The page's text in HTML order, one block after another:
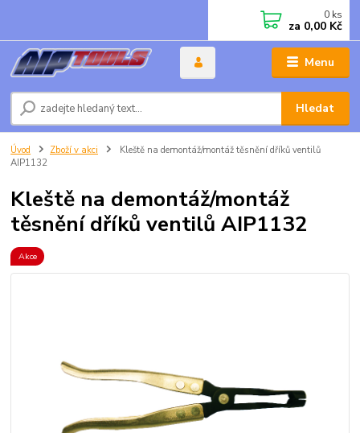
Menu
Hledat
0 ks
za 0,00 Kč
Úvod Zboží v akci
Kleště na demontáž/montáž těsnění dříků ventilů
AIP1132
Kleště na demontáž/montáž
těsnění dříků ventilů AIP1132
Akce